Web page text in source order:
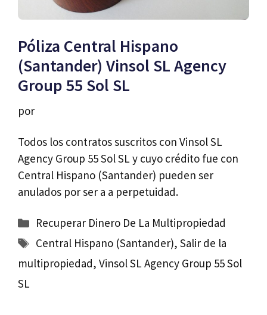
Póliza Central Hispano
(Santander) Vinsol SL Agency
Group 55 Sol SL
por
Todos los contratos suscritos con Vinsol SL
Agency Group 55 Sol SL y cuyo crédito fue con
Central Hispano (Santander) pueden ser
anulados por ser a a perpetuidad.
Categorías
Recuperar Dinero De La Multipropiedad
Etiquetas
Central Hispano (Santander),Salir de la
multipropiedad, Vinsol SL Agency Group 55 Sol
SL